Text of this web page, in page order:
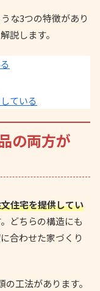
な3つの特徴があり
説します。
ている
の両方が
住宅を提供してい
どちらの構造にも
合わせた家づくり
工法があります。